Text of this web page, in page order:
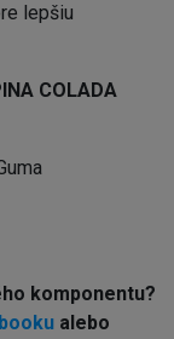
lepšiu
COLADA
komponentu?
alebo